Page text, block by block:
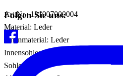
Art.Nr.: 131007000004
Material: Leder
Innenmaterial: Leder
Innensohle: Leder
Sohle: Leder
Folgen Sie uns: